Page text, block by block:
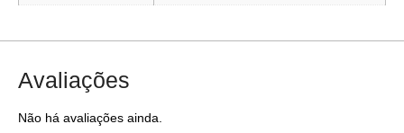
Avaliações
Não há avaliações ainda.